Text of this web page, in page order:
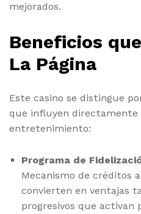
mejorados.
Beneficios
La Página
Este casino se distingue
que influyen directamente
entretenimiento:
Programa de
Mecanismo de créditos
convierten en ventajas
progresivos que activan